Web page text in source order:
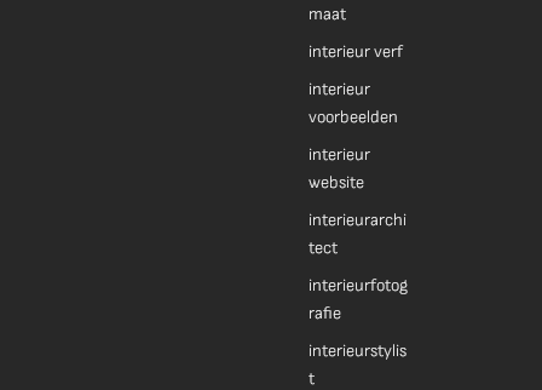
maat
interieur verf
interieur
voorbeelden
interieur
website
interieurarchi
tect
interieurfotog
rafie
interieurstylis
t